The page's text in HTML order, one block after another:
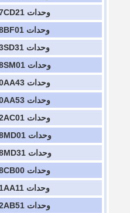
وحدات PLC 6ES5706-7CD21
وحدات PLC 6ES5706-8BF01
وحدات PLC 6ES5835-3SD31
وحدات PLC 6ES5848-8SM01
وحدات PLC 6ES5752-0AA43
وحدات PLC 6ES5752-0AA53
وحدات PLC 6ES5725-2AC01
وحدات PLC 6ES5835-8MD01
وحدات PLC 6ES5835-8MD31
وحدات PLC 6ES5712-8CB00
وحدات PLC 6ES5758-1AA11
وحدات PLC 6ES5750-2AB51